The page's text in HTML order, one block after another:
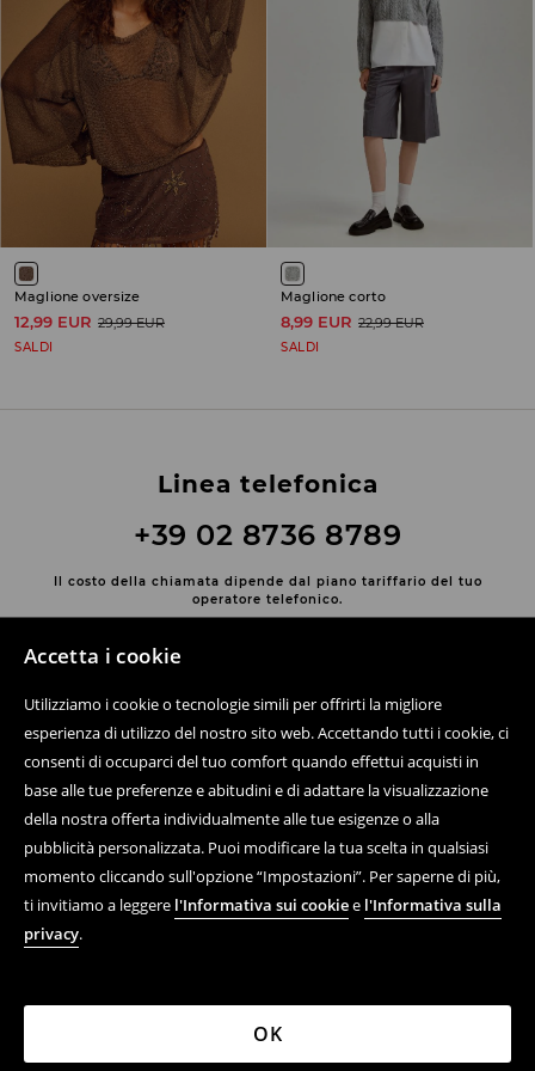
Accetta i cookie
Utilizziamo i cookie o tecnologie simili per offrirti la migliore
esperienza di utilizzo del nostro sito web. Accettando tutti i cookie, ci
consenti di occuparci del tuo comfort quando effettui acquisti in
base alle tue preferenze e abitudini e di adattare la visualizzazione
della nostra offerta individualmente alle tue esigenze o alla
pubblicità personalizzata. Puoi modificare la tua scelta in qualsiasi
momento cliccando sull'opzione “Impostazioni”. Per saperne di più,
ti invitiamo a leggere l'Informativa sui cookiee l'Informativa sulla
privacy.
OK
Maglione oversize
12,99 EUR 29,99 EUR
SALDI
Maglione corto
8,99 EUR 22,99 EUR
SALDI
Linea telefonica
+39 02 8736 8789
Il costo della chiamata dipende dal piano tariffario del tuo
operatore telefonico.
Scopri di più su House
Aiuto e contatto
Acquisto online di prodotti
Regolamenti